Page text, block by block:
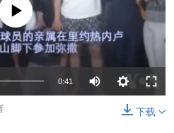
体可用资源
0:41
下载